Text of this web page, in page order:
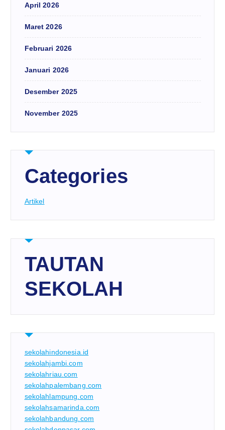
April 2026
Maret 2026
Februari 2026
Januari 2026
Desember 2025
November 2025
Categories
Artikel
TAUTAN
SEKOLAH
sekolahindonesia.id
sekolahjambi.com
sekolahriau.com
sekolahpalembang.com
sekolahlampung.com
sekolahsamarinda.com
sekolahbandung.com